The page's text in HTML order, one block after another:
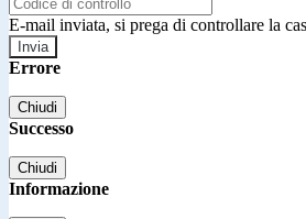
E-mail inviata, si prega di controllare la
Errore
Chiudi
Successo
Chiudi
Informazione